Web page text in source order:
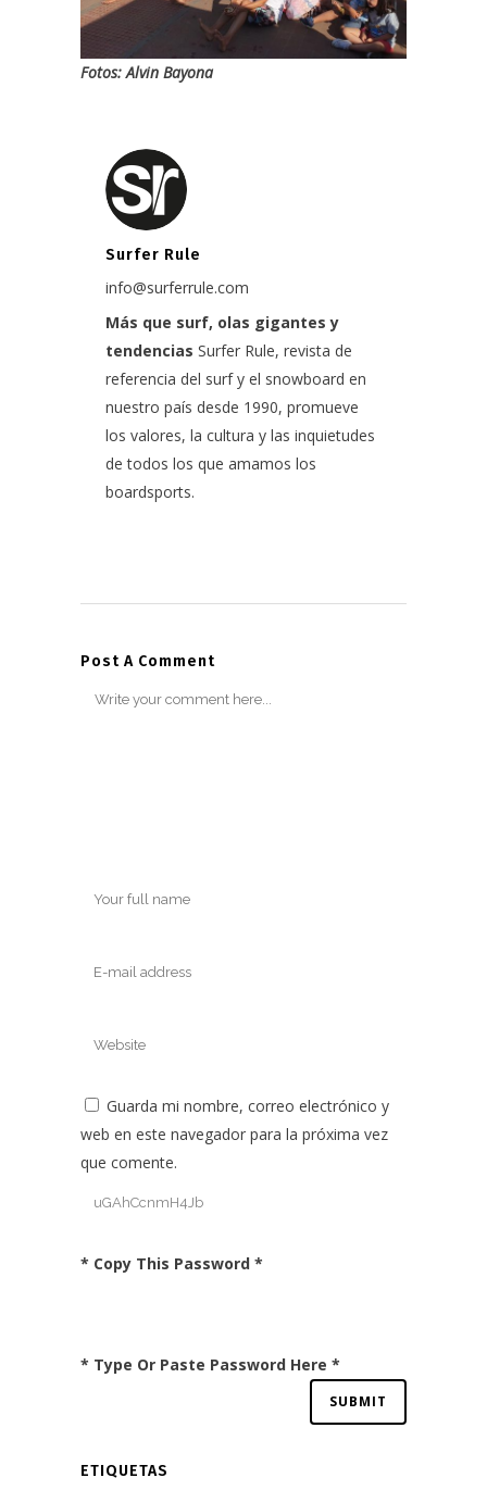
Fotos: Alvin Bayona
Surfer Rule
info@surferrule.com
Más que surf, olas gigantes y
tendencias Surfer Rule, revista de
referencia del surf y el snowboard en
nuestro país desde 1990, promueve
los valores, la cultura y las inquietudes
de todos los que amamos los
boardsports.
Post A Comment
Guarda mi nombre, correo electrónico y
web en este navegador para la próxima vez
que comente.
* Copy This Password *
* Type Or Paste Password Here *
ETIQUETAS